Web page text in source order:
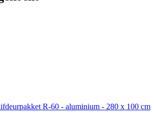
R-60 - aluminium - 280 x 100 cm